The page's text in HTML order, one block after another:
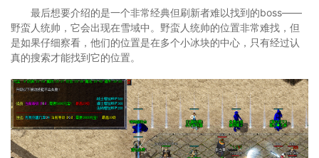
最后想要介绍的是一个非常经典但刷新者难以找到的boss——
野蛮人统帅，它会出现在雪域中。野蛮人统帅的位置非常难找，但
是如果仔细察看，他们的位置是在多个小冰块的中心，只有经过认
真的搜索才能找到它的位置。